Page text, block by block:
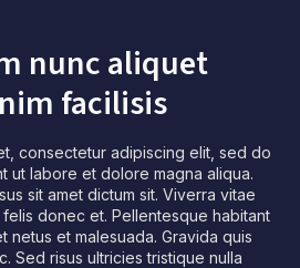
nunc aliquet
facilisis
consectetur adipiscing elit, sed do
ut labore et dolore magna aliqua.
sit amet dictum sit. Viverra vitae
donec et. Pellentesque habitant
netus et malesuada. Gravida quis
Sed risus ultricies tristique nulla